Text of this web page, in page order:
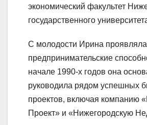
экономический факультет
государственного
С молодости Ирина проявляла
предпринимательские
начале 1990-х годов она
руководила рядом успешных
проектов, включая компанию
Проект» и «Нижегородскую